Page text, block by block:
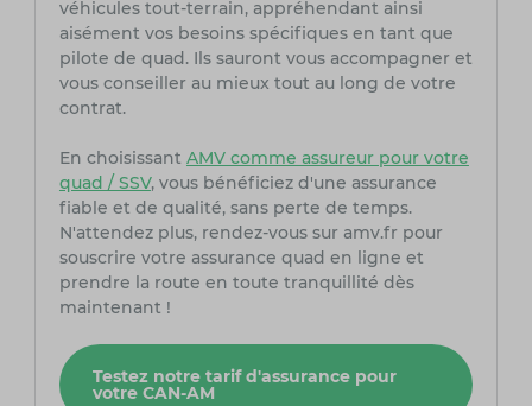
véhicules tout-terrain, appréhendant ainsi
aisément vos besoins spécifiques en tant que
pilote de quad. Ils sauront vous accompagner et
vous conseiller au mieux tout au long de votre
contrat.
En choisissant AMV comme assureur pour votre
quad / SSV, vous bénéficiez d'une assurance
fiable et de qualité, sans perte de temps.
N'attendez plus, rendez-vous sur amv.fr pour
souscrire votre assurance quad en ligne et
prendre la route en toute tranquillité dès
maintenant !
Testez notre tarif d'assurance pour
votre CAN-AM